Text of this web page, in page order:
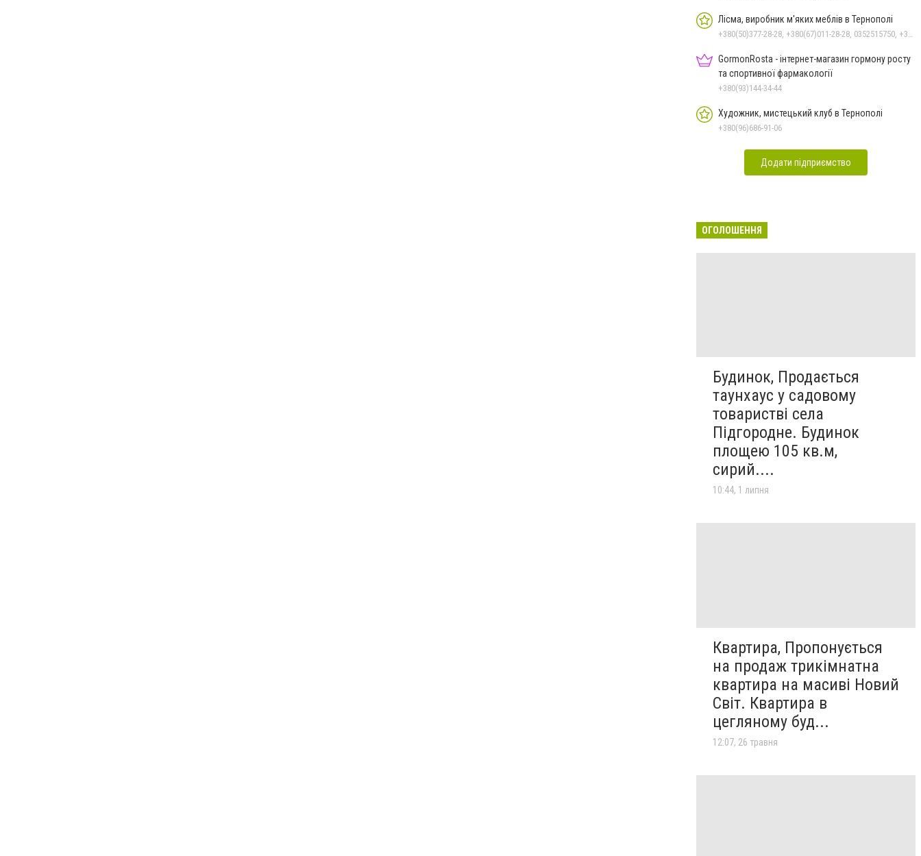
Лісма, виробник м'яких меблів в Тернополі
+380(50)377-28-28, +380(67)011-28-28, 0352515750, +380(50)313-28-28, +380(50)338-27-33, +380(50)377-67-87
GormonRosta - інтернет-магазин гормону росту
та спортивної фармакології
+380(93)144-34-44
Художник, мистецький клуб в Тернополі
+380(96)686-91-06
Додати підприємство
ОГОЛОШЕННЯ
Будинок, Продається
таунхаус у садовому
товаристві села
Підгородне. Будинок
площею 105 кв.м,
сирий....
10:44, 1 липня
Квартира, Пропонується
на продаж трикімнатна
квартира на масиві Новий
Світ. Квартира в
цегляному буд...
12:07, 26 травня